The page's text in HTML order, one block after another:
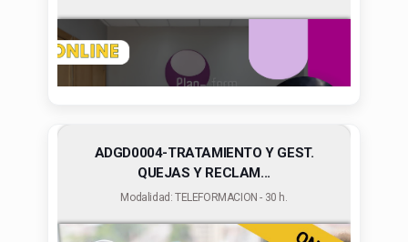
ADGD0004-TRATAMIENTO Y GEST.
QUEJAS Y RECLAM...
Modalidad: TELEFORMACION - 30 h.